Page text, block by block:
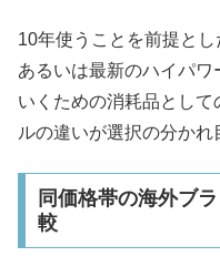
10年使うことを前提とし
あるいは最新のハイパ
いくための消耗品とし
ルの違いが選択の分かれ
同価格帯の海外ブ
較